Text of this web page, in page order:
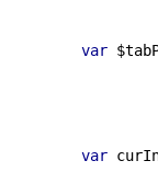
var
var